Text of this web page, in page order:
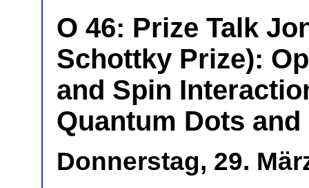
O 46: Prize Talk
Schottky Prize):
and Spin
Quantum Dots
Donnerstag, 29.